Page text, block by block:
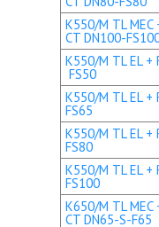
K550/M TL MEC
CT DN100-
K550/M TL EL +
FS50
K550/M TL EL +
FS65
K550/M TL EL +
FS80
K550/M TL EL +
FS100
K650/M TL MEC
CT DN65-S-F65